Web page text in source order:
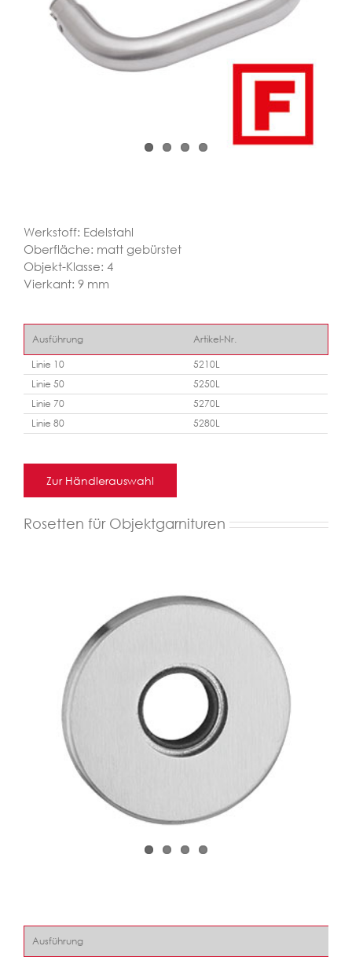
Werkstoff: Edelstahl
Oberfläche: matt gebürstet
Objekt-Klasse: 4
Vierkant: 9 mm
Ausführung
Artikel-Nr.
Linie 10
5210L
Linie 50
5250L
Linie 70
5270L
Linie 80
5280L
Zur Händlerauswahl
Rosetten für Objektgarnituren
Ausführung